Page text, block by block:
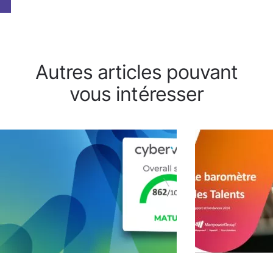
Autres articles pouvant
vous intéresser